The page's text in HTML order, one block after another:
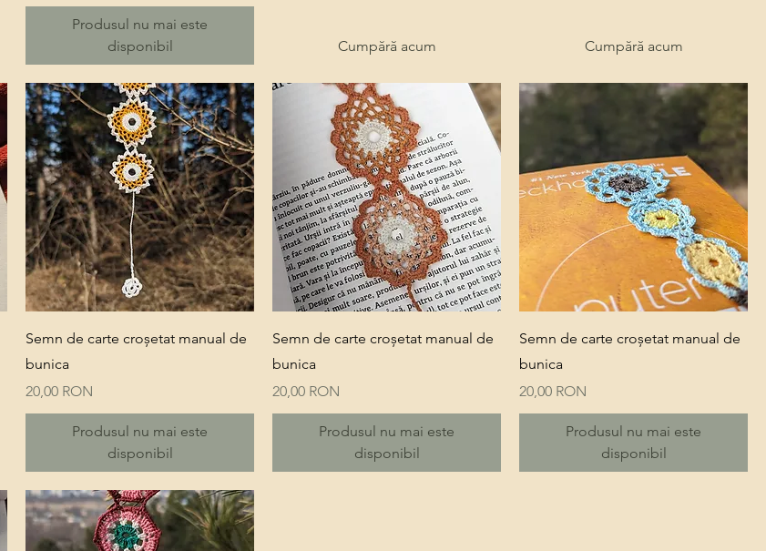
Produsul nu mai este
disponibil
Cumpără acum Cumpără acum
Quick View
Semn de carte croșetat manual de
bunica
Price
20,00 RON
Produsul nu mai este
disponibil
Quick View
Semn de carte croșetat manual de
bunica
Price
20,00 RON
Produsul nu mai este
disponibil
Quick View
Semn de carte croșetat manual de
bunica
Price
20,00 RON
Produsul nu mai este
disponibil